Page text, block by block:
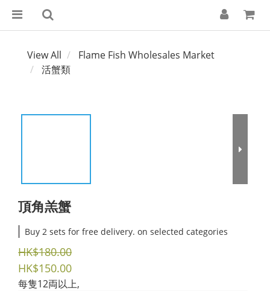
View All
Flame Fish Wholesales Market
活蟹類
頂角羔蟹
Buy 2 sets for free delivery. on selected categories
HK$180.00
HK$150.00
每隻12両以上,